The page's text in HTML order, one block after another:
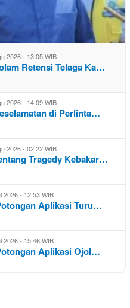
2026 - 13:05 WIB
Retensi Telaga Ka…
2026 - 14:09 WIB
di Perlinta…
2026 - 02:22 WIB
Tragedy Kebakar…
2026 - 12:53 WIB
Aplikasi Turu…
2026 - 15:46 WIB
Aplikasi Ojol…